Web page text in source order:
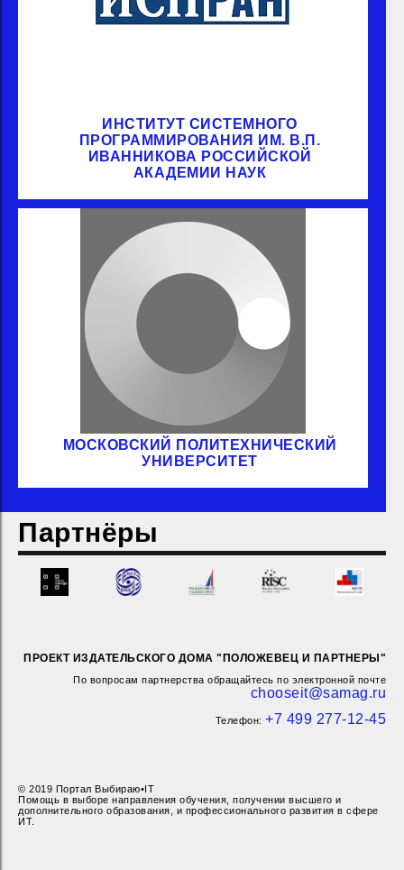
ИНСТИТУТ СИСТЕМНОГО
ПРОГРАММИРОВАНИЯ ИМ. В.П.
ИВАННИКОВА РОССИЙСКОЙ
АКАДЕМИИ НАУК
МОСКОВСКИЙ ПОЛИТЕХНИЧЕСКИЙ
УНИВЕРСИТЕТ
Партнёры
ПРОЕКТ ИЗДАТЕЛЬСКОГО ДОМА "ПОЛОЖЕВЕЦ И ПАРТНЕРЫ"
По вопросам партнерства обращайтесь по электронной почте
chooseit@samag.ru
Телефон: +7 499 277-12-45
© 2019 Портал Выбираю•IT
Помощь в выборе направления обучения, получении высшего и
дополнительного образования, и профессионального развития в сфере
ИТ.